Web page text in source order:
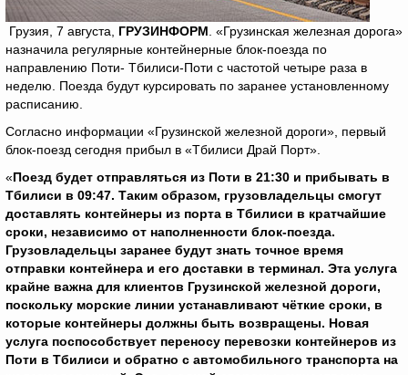
Грузия, 7 августа, ГРУЗИНФОРМ . «Грузинская железная дорога»
назначила регулярные контейнерные блок-поезда по
направлению Поти- Тбилиси-Поти с частотой четыре раза в
неделю. Поезда будут курсировать по заранее установленному
расписанию.
Согласно информации «Грузинской железной дороги», первый
блок-поезд сегодня прибыл в «Тбилиси Драй Порт».
«Поезд будет отправляться из Поти в 21:30 и прибывать в
Тбилиси в 09:47. Таким образом, грузовладельцы смогут
доставлять контейнеры из порта в Тбилиси в кратчайшие
сроки, независимо от наполненности блок-поезда.
Грузовладельцы заранее будут знать точное время
отправки контейнера и его доставки в терминал. Эта услуга
крайне важна для клиентов Грузинской железной дороги,
поскольку морские линии устанавливают чёткие сроки, в
которые контейнеры должны быть возвращены. Новая
услуга поспособствует переносу перевозки контейнеров из
Поти в Тбилиси и обратно с автомобильного транспорта на